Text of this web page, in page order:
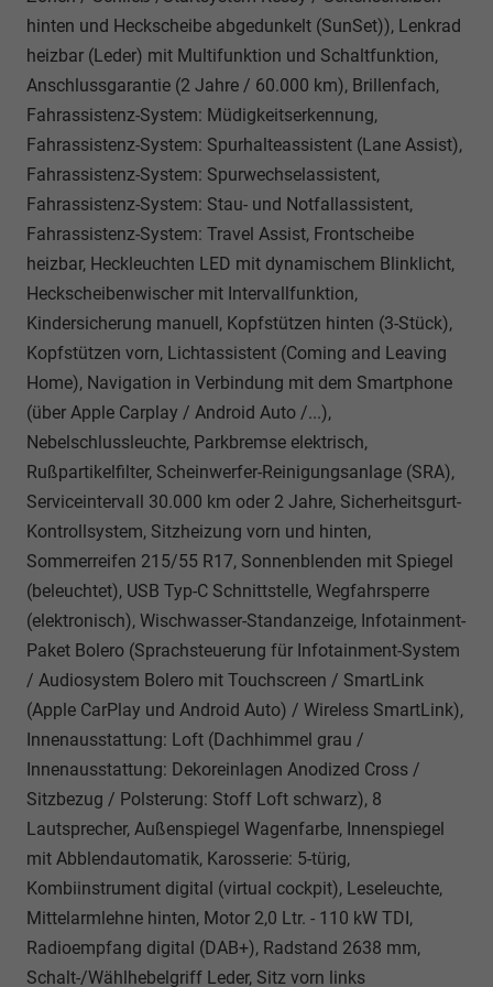
hinten und Heckscheibe abgedunkelt (SunSet)), Lenkrad
heizbar (Leder) mit Multifunktion und Schaltfunktion,
Anschlussgarantie (2 Jahre / 60.000 km), Brillenfach,
Fahrassistenz-System: Müdigkeitserkennung,
Fahrassistenz-System: Spurhalteassistent (Lane Assist),
Fahrassistenz-System: Spurwechselassistent,
Fahrassistenz-System: Stau- und Notfallassistent,
Fahrassistenz-System: Travel Assist, Frontscheibe
heizbar, Heckleuchten LED mit dynamischem Blinklicht,
Heckscheibenwischer mit Intervallfunktion,
Kindersicherung manuell, Kopfstützen hinten (3-Stück),
Kopfstützen vorn, Lichtassistent (Coming and Leaving
Home), Navigation in Verbindung mit dem Smartphone
(über Apple Carplay / Android Auto /...),
Nebelschlussleuchte, Parkbremse elektrisch,
Rußpartikelfilter, Scheinwerfer-Reinigungsanlage (SRA),
Serviceintervall 30.000 km oder 2 Jahre, Sicherheitsgurt-
Kontrollsystem, Sitzheizung vorn und hinten,
Sommerreifen 215/55 R17, Sonnenblenden mit Spiegel
(beleuchtet), USB Typ-C Schnittstelle, Wegfahrsperre
(elektronisch), Wischwasser-Standanzeige, Infotainment-
Paket Bolero (Sprachsteuerung für Infotainment-System
/ Audiosystem Bolero mit Touchscreen / SmartLink
(Apple CarPlay und Android Auto) / Wireless SmartLink),
Innenausstattung: Loft (Dachhimmel grau /
Innenausstattung: Dekoreinlagen Anodized Cross /
Sitzbezug / Polsterung: Stoff Loft schwarz), 8
Lautsprecher, Außenspiegel Wagenfarbe, Innenspiegel
mit Abblendautomatik, Karosserie: 5-türig,
Kombiinstrument digital (virtual cockpit), Leseleuchte,
Mittelarmlehne hinten, Motor 2,0 Ltr. - 110 kW TDI,
Radioempfang digital (DAB+), Radstand 2638 mm,
Schalt-/Wählhebelgriff Leder, Sitz vorn links